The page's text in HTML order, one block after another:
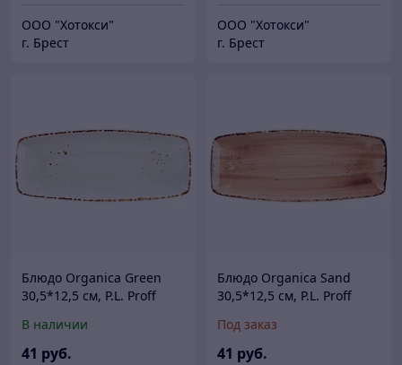
ООО "Хотокси"
г. Брест
ООО "Хотокси"
г. Брест
Блюдо Organica Green
30,5*12,5 см, P.L. Proff
В наличии
41 руб.
Блюдо Organica Sand
30,5*12,5 см, P.L. Proff
Под заказ
41 руб.